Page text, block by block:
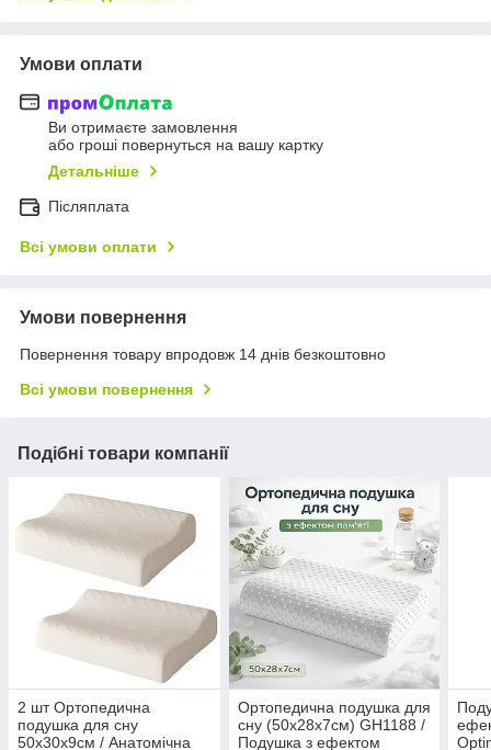
Умови оплати
Ви отримаєте замовлення
або гроші повернуться на вашу картку
Детальніше
Післяплата
Всі умови оплати
Умови повернення
Повернення товару впродовж 14 днів безкоштовно
Всі умови повернення
Подібні товари компанії
2 шт Ортопедична
подушка для сну
50х30х9см / Анатомічна
Ортопедична подушка для
сну (50х28х7см) GH1188 /
Подушка з ефектом